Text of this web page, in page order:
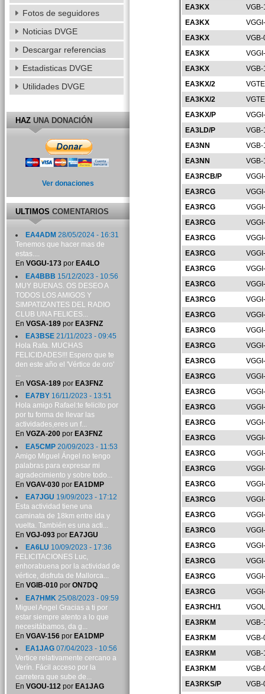
EA3KX
EA3KX
EA3KX
EA3KX
EA3KX
EA3KX/2
EA3KX/2
EA3KX/P
EA3LD/P
EA3NN
EA3NN
EA3RCB/P
EA3RCG
EA3RCG
EA3RCG
EA3RCG
EA3RCG
EA3RCG
EA3RCG
EA3RCG
EA3RCG
EA3RCG
EA3RCG
EA3RCG
EA3RCG
EA3RCG
EA3RCG
EA3RCG
EA3RCG
EA3RCG
EA3RCG
EA3RCG
EA3RCG
EA3RCG
EA3RCG
EA3RCG
EA3RCG
EA3RCG
EA3RCG
EA3RCH/1
EA3RKM
EA3RKM
EA3RKM
EA3RKM
EA3RKS/P
Fotos de seguidores
Noticias DVGE
Descargar referencias
Estadisticas DVGE
Utilidades DVGE
HAZUNA DONACIÓN
Ver donaciones
ULTIMOSCOMENTARIOS
EA4ADM 28/05/2024 - 16:31
Tenemos que hacer mas de
estas....
En VGGU-173por EA4LO
EA4BBB 15/12/2023 - 10:56
MUY BUENAS. OS DESEO A
TODOS LOS AMIGOS Y
SIMPATIZANTES DEL RADIO
CLUB UNA FELICES...
En VGSA-189por EA3FNZ
EA3BSE21/11/2023 - 09:45
Hola Rafa. MUCHAS
FELICIDADES!!! Espero que te
den este año el 'Vértice de oro'
...
En VGSA-189por EA3FNZ
EA7BY16/11/2023 - 13:51
Hola amigo Rafael:te felicito por
por tu forma de llevar las
actividades,eres un f...
En VGZA-200por EA3FNZ
EA5CMP20/09/2023 - 11:53
Amigo Miguel Ángel no tengo
palabras para expresar mi
agradecimiento y sobre todo...
En VGAV-030por EA1DMP
EA7JGU 19/09/2023 - 17:12
Esta actividad tiene una
caminata de 18km entre ida y
vuelta. También es una acti...
En VGJ-093por EA7JGU
EA6LU 10/09/2023 - 17:36
FELICITACIONES Luc,
enhorabuena por la actividad de
vértice, disfruta de Mallorca...
En VGIB-010por ON7DQ
EA7HMK 25/08/2023 - 09:59
Miguel Angel Gracias a ti por
estar siempre atento a lo que
necesitábamos, da g...
En VGAV-156por EA1DMP
EA1JAG07/04/2023 - 10:56
Vertice relativamente cercano a
Verín. Fácil acceso por la
carretera que sube de...
En VGOU-112por EA1JAG